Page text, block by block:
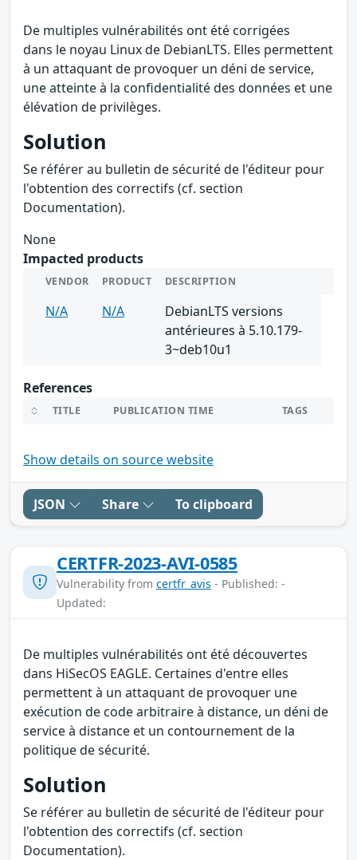
De multiples vulnérabilités ont été corrigées
dans le noyau Linux de DebianLTS. Elles permettent
à un attaquant de provoquer un déni de service,
une atteinte à la confidentialité des données et une
élévation de privilèges.
Solution
Se référer au bulletin de sécurité de l'éditeur pour
l'obtention des correctifs (cf. section
Documentation).
None
Impacted products
VENDOR PRODUCT DESCRIPTION
N/A N/A
DebianLTS versions
antérieures à 5.10.179-
3~deb10u1
References
TITLE PUBLICATION TIME TAGS
Show details on source website
JSON Share To clipboard
CERTFR-2023-AVI-0585
Vulnerability from certfr_avis - Published: -
Updated:
De multiples vulnérabilités ont été découvertes
dans HiSecOS EAGLE. Certaines d'entre elles
permettent à un attaquant de provoquer une
exécution de code arbitraire à distance, un déni de
service à distance et un contournement de la
politique de sécurité.
Solution
Se référer au bulletin de sécurité de l'éditeur pour
l'obtention des correctifs (cf. section
Documentation).